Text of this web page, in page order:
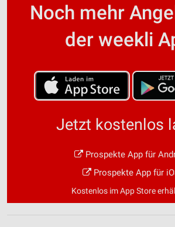
Noch mehr
der weekli
Jetzt kostenlos
Prospekte App für
Prospekte App für
Kostenlos im App Store